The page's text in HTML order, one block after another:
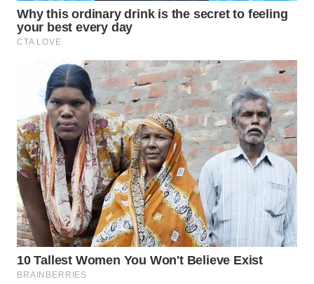
WN
PADANG
LAWAS
WN
SUMEDANG
WN
CIANJUR
WN
KEPULAUAN
SERIBU
WN
TANGERANG